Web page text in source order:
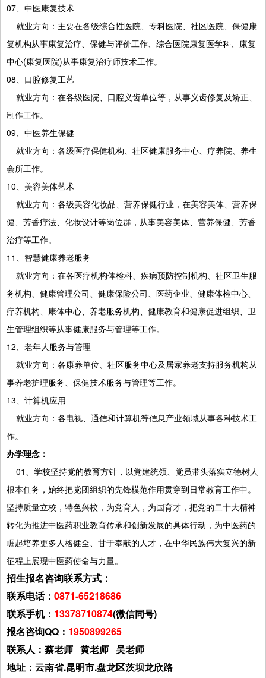
07、中医康复技术
就业方向：主要在各级综合性医院、专科医院、社区医院、保健康
复机构从事康复治疗、保健与评价工作、综合医院康复医学科、康复
中心(康复医院)从事康复治疗师技术工作。
08、口腔修复工艺
就业方向：在各级医院、口腔义齿单位等，从事义齿修复及矫正、
制作工作。
09、中医养生保健
就业方向：各级医疗保健机构、社区健康服务中心、疗养院、养生
会所工作。
10、美容美体艺术
就业方向：各级美容化妆品、营养保健行业，在美容美体、营养保
健、芳香疗法、化妆设计等岗位群，从事美容美体、营养保健、芳香
治疗等工作。
11、智慧健康养老服务
就业方向：在各医疗机构体检科、疾病预防控制机构、社区卫生服
务机构、健康管理公司、健康保险公司、医药企业、健康体检中心、
疗养机构、康体中心、养老服务机构、健康教育和健康促进组织、卫
生管理组织等从事健康服务与管理等工作。
12、老年人服务与管理
就业方向：各康养单位、社区服务中心及居家养老支持服务机构从
事养老护理服务、保健技术服务与管理等工作。
13、计算机应用
就业方向：各电视、通信和计算机等信息产业领域从事各种技术工
作。
办学理念：
01、学校坚持党的教育方针，以党建统领、党员带头落实立德树人
根本任务，始终把党团组织的先锋模范作用贯穿到日常教育工作中。
坚持质量立校，特色兴校，为党育人，为国育才，把党的二十大精神
转化为推进中医药职业教育传承和创新发展的具体行动，为中医药的
崛起培养更多人格健全、甘于奉献的人才，在中华民族伟大复兴的新
征程上展现中医药使命与力量。
招生报名咨询联系方式：
联系电话： 0871-65218686
联系手机： 13378710874(微信同号)
报名咨询QQ： 1950899265
联系人：蔡老师 黄老师 吴老师
地址：云南省.昆明市.盘龙区茨坝龙欣路